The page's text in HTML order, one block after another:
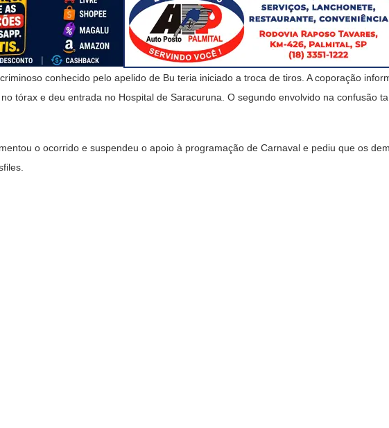
conhecido pelo apelido de Bu teria iniciado a troca de tiros. A coporação
tórax e deu entrada no Hospital de Saracuruna. O segundo envolvido na confusão
o ocorrido e suspendeu o apoio à programação de Carnaval e pediu que os